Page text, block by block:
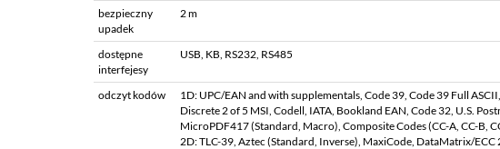
bezpieczny
upadek
2 m
dostępne
interfejesy
USB, KB, RS232, RS485
odczyt kodów
1D: UPC/EAN and with supplementals, Code 39, Code 39 Full
Discrete 2 of 5 MSI, Codell, IATA, Bookland EAN, Code 32, U.S.
MicroPDF417 (Standard, Macro), Composite Codes (CC-A, CC-B,
2D: TLC-39, Aztec (Standard, Inverse), MaxiCode, DataMatrix/